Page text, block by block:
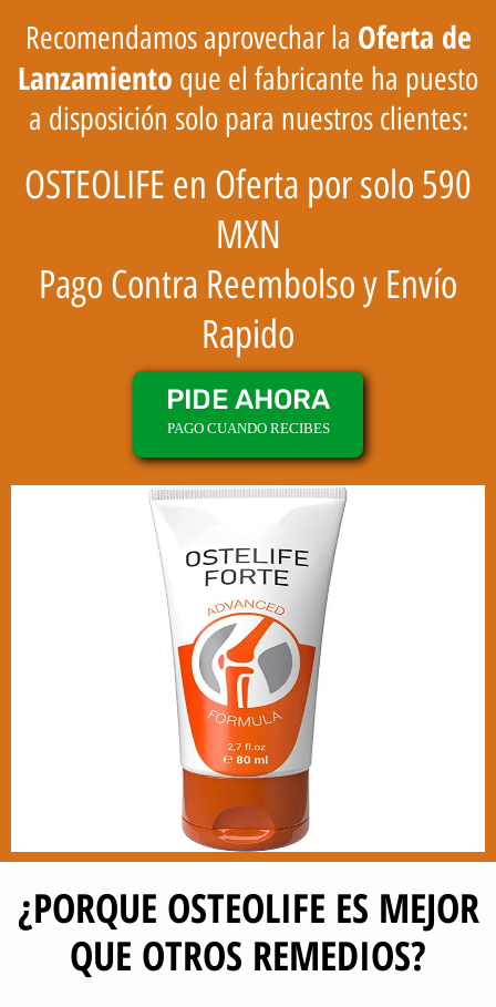
Recomendamos aprovechar la Oferta de
Lanzamiento que el fabricante ha puesto
a disposición solo para nuestros clientes:
OSTEOLIFE en Oferta por solo 590
MXN
Pago Contra Reembolso y Envío
Rapido
PIDE AHORA
PAGO CUANDO RECIBES
¿PORQUE OSTEOLIFE ES MEJOR
QUE OTROS REMEDIOS?